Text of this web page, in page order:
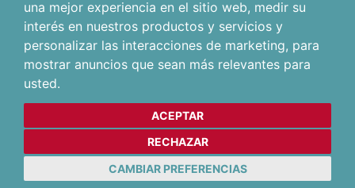
una mejor experiencia en el sitio web, medir su
interés en nuestros productos y servicios y
personalizar las interacciones de marketing, para
mostrar anuncios que sean más relevantes para
usted.
ACEPTAR
RECHAZAR
CAMBIAR PREFERENCIAS